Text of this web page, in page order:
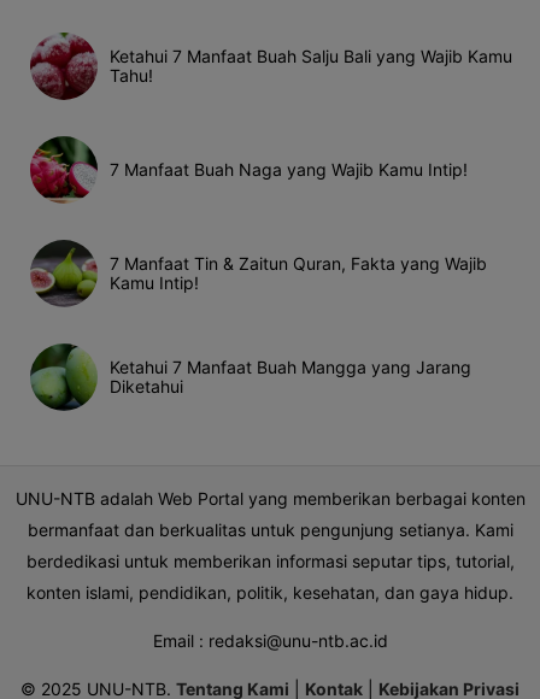
Ketahui 7 Manfaat Buah Salju Bali yang Wajib Kamu
Tahu!
7 Manfaat Buah Naga yang Wajib Kamu Intip!
7 Manfaat Tin & Zaitun Quran, Fakta yang Wajib
Kamu Intip!
Ketahui 7 Manfaat Buah Mangga yang Jarang
Diketahui
UNU-NTB adalah Web Portal yang memberikan berbagai konten
bermanfaat dan berkualitas untuk pengunjung setianya. Kami
berdedikasi untuk memberikan informasi seputar tips, tutorial,
konten islami, pendidikan, politik, kesehatan, dan gaya hidup.
Email : redaksi@unu-ntb.ac.id
© 2025 UNU-NTB. Tentang Kami Kontak Kebijakan Privasi